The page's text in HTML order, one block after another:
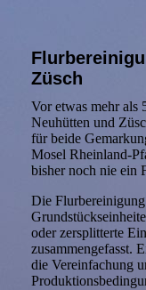
Züsch
Vor etwas mehr als
Neuhütten und
für beide
Mosel Rheinland-
bisher noch nie ein
Die
oder zersplitterte
zusammengefasst.
die Vereinfachung